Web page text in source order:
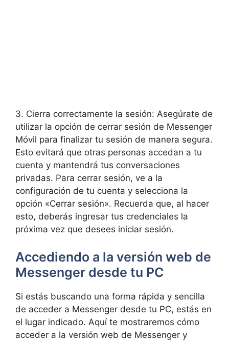
3. ​Cierra correctamente la sesión: Asegúrate de
utilizar la ​opción de cerrar sesión de Messenger
Móvil para finalizar tu ‍sesión de manera segura.
Esto evitará que otras​ personas accedan a tu
cuenta y mantendrá tus conversaciones
privadas. Para cerrar sesión, ve a la
⁤configuración de tu cuenta y selecciona la
opción «Cerrar‌ sesión».⁢ Recuerda que, al hacer
esto, ​deberás ingresar tus credenciales la
próxima vez que desees iniciar sesión.
Accediendo a ⁢la versión web de
Messenger desde‌ tu ⁣PC
Si estás buscando una forma ‍rápida y sencilla
de acceder a Messenger desde tu PC, estás en
el lugar⁣ indicado. ‍Aquí ⁢te mostraremos cómo
acceder‌ a ‍la versión web de Messenger y